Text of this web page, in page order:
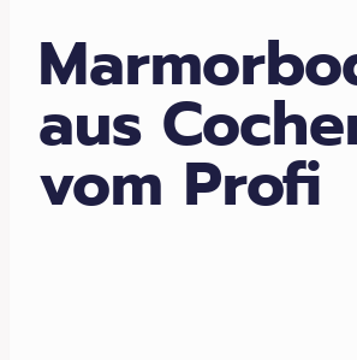
aus
vom Profi